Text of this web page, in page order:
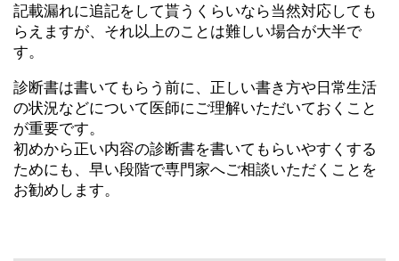
記載漏れに追記をして貰うくらいなら当然対応しても
らえますが、それ以上のことは難しい場合が大半で
す。
診断書は書いてもらう前に、正しい書き方や日常生活
の状況などについて医師にご理解いただいておくこと
が重要です。
初めから正い内容の診断書を書いてもらいやすくする
ためにも、早い段階で専門家へご相談いただくことを
お勧めします。